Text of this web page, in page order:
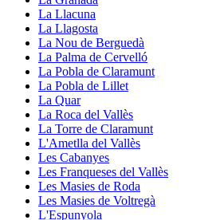
La Llacuna
La Llagosta
La Nou de Berguedà
La Palma de Cervelló
La Pobla de Claramunt
La Pobla de Lillet
La Quar
La Roca del Vallès
La Torre de Claramunt
L'Ametlla del Vallès
Les Cabanyes
Les Franqueses del Vallès
Les Masies de Roda
Les Masies de Voltregà
L'Espunyola